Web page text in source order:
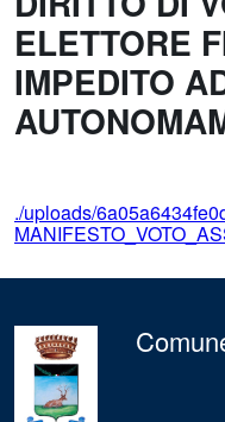
ELETTORE
IMPEDITO
./uploads/